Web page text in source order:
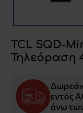
TCL SQD-
Τηλεόραση
εντός
άνω